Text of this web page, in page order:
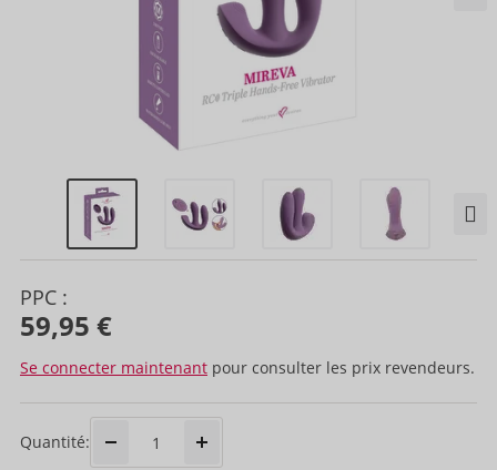
PPC :
59,95 €
Se connecter maintenant pour consulter les prix revendeurs.
Quantité: